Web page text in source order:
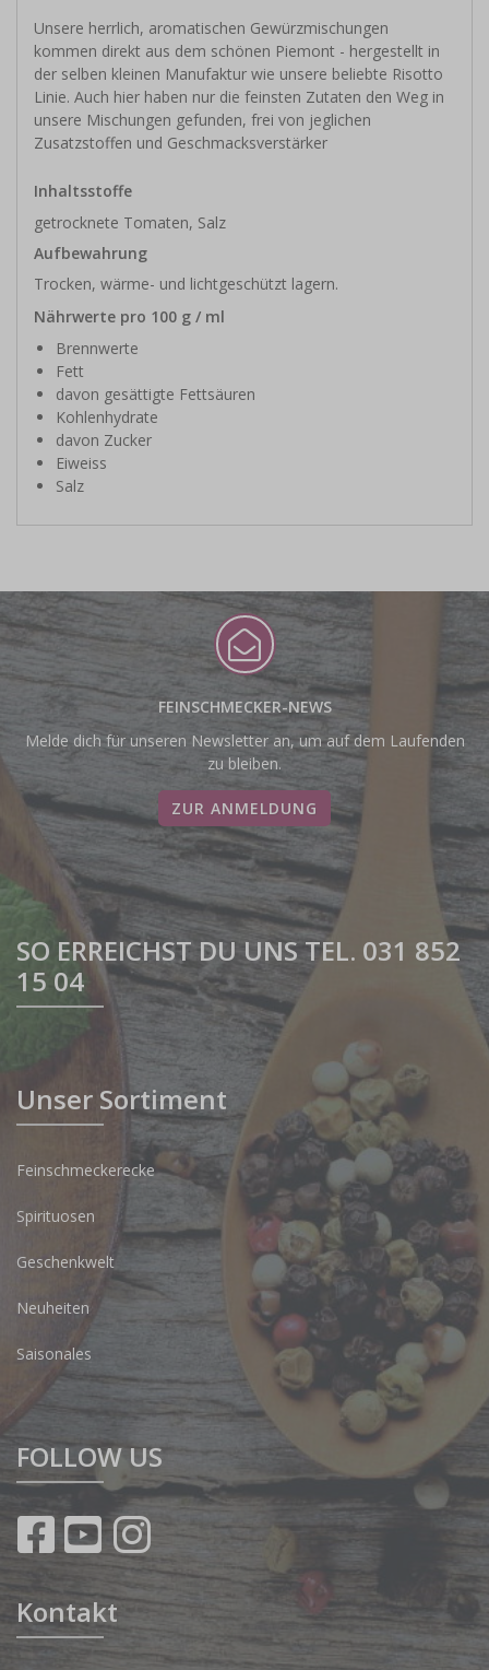
Unsere herrlich, aromatischen Gewürzmischungen
kommen direkt aus dem schönen Piemont - hergestellt in
der selben kleinen Manufaktur wie unsere beliebte Risotto
Linie. Auch hier haben nur die feinsten Zutaten den Weg in
unsere Mischungen gefunden, frei von jeglichen
Zusatzstoffen und Geschmacksverstärker
Inhaltsstoffe
getrocknete Tomaten, Salz
Aufbewahrung
Trocken, wärme- und lichtgeschützt lagern.
Nährwerte pro 100 g / ml
Brennwerte
Fett
davon gesättigte Fettsäuren
Kohlenhydrate
davon Zucker
Eiweiss
Salz
FEINSCHMECKER-NEWS
Melde dich für unseren Newsletter an, um auf dem Laufenden
zu bleiben.
ZUR ANMELDUNG
SO ERREICHST DU UNS TEL. 031 852
15 04
Unser Sortiment
Feinschmeckerecke
Spirituosen
Geschenkwelt
Neuheiten
Saisonales
FOLLOW US
Kontakt